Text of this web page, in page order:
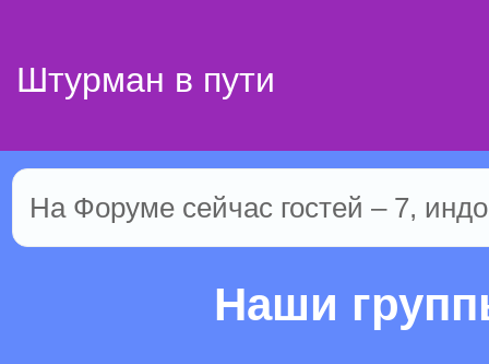
Штурман в пути
На Форуме сейчас гостей – 7,
Наши